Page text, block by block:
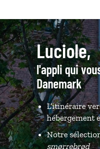
Luciole,
l'appli qui
Danemark
L’itinéraire
hébergement
Notre
smørrebrød